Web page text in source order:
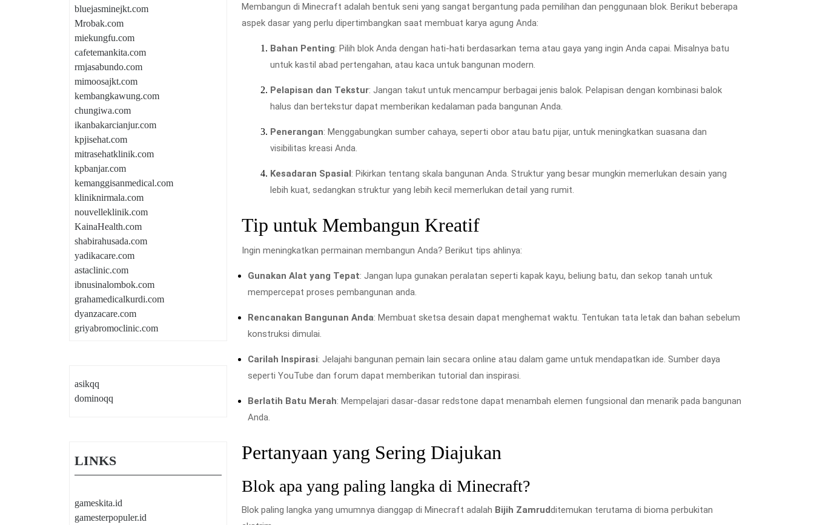
bluejasminejkt.com
Mrobak.com
miekungfu.com
cafetemankita.com
rmjasabundo.com
mimoosajkt.com
kembangkawung.com
chungiwa.com
ikanbakarcianjur.com
kpjisehat.com
mitrasehatklinik.com
kpbanjar.com
kemanggisanmedical.com
kliniknirmala.com
nouvelleklinik.com
KainaHealth.com
shabirahusada.com
yadikacare.com
astaclinic.com
ibnusinalombok.com
grahamedicalkurdi.com
dyanzacare.com
griyabromoclinic.com
asikqq
dominoqq
LINKS
gameskita.id
gamesterpopuler.id
Membangun di Minecraft adalah bentuk seni yang sangat bergantung pada pemilihan dan penggunaan blok. Berikut beberapa
aspek dasar yang perlu dipertimbangkan saat membuat karya agung Anda:
Bahan Penting: Pilih blok Anda dengan hati-hati berdasarkan tema atau gaya yang ingin Anda capai. Misalnya batu
untuk kastil abad pertengahan, atau kaca untuk bangunan modern.
Pelapisan dan Tekstur: Jangan takut untuk mencampur berbagai jenis balok. Pelapisan dengan kombinasi balok
halus dan bertekstur dapat memberikan kedalaman pada bangunan Anda.
Penerangan: Menggabungkan sumber cahaya, seperti obor atau batu pijar, untuk meningkatkan suasana dan
visibilitas kreasi Anda.
Kesadaran Spasial: Pikirkan tentang skala bangunan Anda. Struktur yang besar mungkin memerlukan desain yang
lebih kuat, sedangkan struktur yang lebih kecil memerlukan detail yang rumit.
Tip untuk Membangun Kreatif
Ingin meningkatkan permainan membangun Anda? Berikut tips ahlinya:
Gunakan Alat yang Tepat: Jangan lupa gunakan peralatan seperti kapak kayu, beliung batu, dan sekop tanah untuk
mempercepat proses pembangunan anda.
Rencanakan Bangunan Anda: Membuat sketsa desain dapat menghemat waktu. Tentukan tata letak dan bahan sebelum
konstruksi dimulai.
Carilah Inspirasi: Jelajahi bangunan pemain lain secara online atau dalam game untuk mendapatkan ide. Sumber daya
seperti YouTube dan forum dapat memberikan tutorial dan inspirasi.
Berlatih Batu Merah: Mempelajari dasar-dasar redstone dapat menambah elemen fungsional dan menarik pada bangunan
Anda.
Pertanyaan yang Sering Diajukan
Blok apa yang paling langka di Minecraft?
Blok paling langka yang umumnya dianggap di Minecraft adalah Bijih Zamrudditemukan terutama di bioma perbukitan